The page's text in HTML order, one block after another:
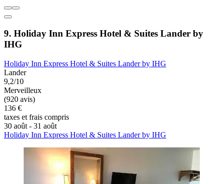
9. Holiday Inn Express Hotel & Suites Lander by
IHG
Holiday Inn Express Hotel & Suites Lander by IHG
Lander
9,2/10
Merveilleux
(920 avis)
136 €
taxes et frais compris
30 août - 31 août
Holiday Inn Express Hotel & Suites Lander by IHG